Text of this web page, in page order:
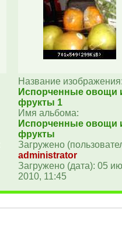
Название
Испорченные овощи
фрукты 1
Имя альбома:
Испорченные овощи
фрукты
Загружено
administrator
Загружено (дата): 05
2010, 11:45